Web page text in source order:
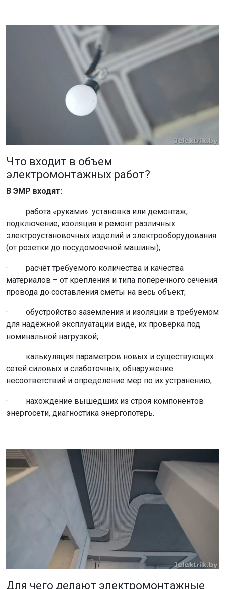
Что входит в объем
электромонтажных работ?
В ЭМР входят:
· работа «руками»: установка или демонтаж,
подключение, изоляция и ремонт различных
электроустановочных изделий и электрооборудования
(от розетки до посудомоечной машины);
· расчёт требуемого количества и качества
материалов – от крепления и типа поперечного сечения
провода до составления сметы на весь объект;
· обустройство заземления и изоляции в требуемом
для надёжной эксплуатации виде, их проверка под
номинальной нагрузкой;
· калькуляция параметров новых и существующих
сетей силовых и слаботочных, обнаружение
несоответствий и определение мер по их устранению;
· нахождение вышедших из строя компонентов
энергосети, диагностика энергопотерь.
Для чего делают электромонтажные